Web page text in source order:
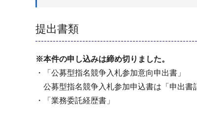
提出書類
※本件の申し込みは締め切りました。
・「公募型指名競争入札参加意向申出書」
公募型指名競争入札参加申込書は「申出書
・「業務委託経歴書」